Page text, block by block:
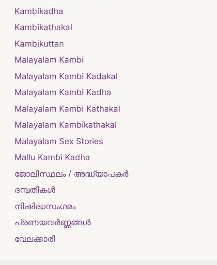
Kambikadha
Kambikathakal
Kambikuttan
Malayalam Kambi
Malayalam Kambi Kadakal
Malayalam Kambi Kadha
Malayalam Kambi Kathakal
Malayalam Kambikathakal
Malayalam Sex Stories
Mallu Kambi Kadha
ജോലിസ്ഥലം / അദ്ധ്യാപകർ
ദമ്പതികള്‍
നിഷിദ്ധസംഗമം
പ്രണയവർണ്ണങ്ങൾ
വേലക്കാരി